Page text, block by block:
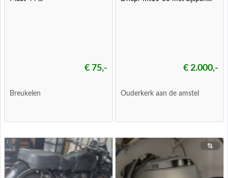
€ 75,-
Breukelen
€ 2.000,-
Ouderkerk aan de amstel